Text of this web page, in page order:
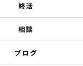
終活
相談
ブログ